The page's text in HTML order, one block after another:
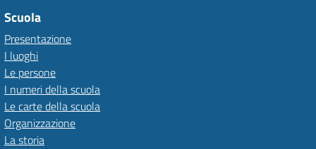
Scuola
Presentazione
I luoghi
Le persone
I numeri della scuola
Le carte della scuola
Organizzazione
La storia